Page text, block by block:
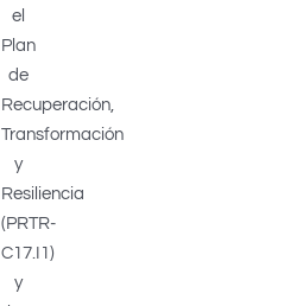
el
Plan
de
Recuperación,
Transformación
y
Resiliencia
(PRTR-
C17.I1)
y